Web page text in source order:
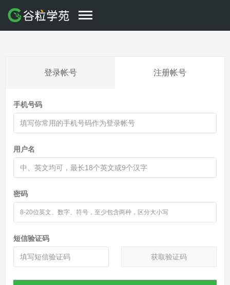
登录帐号 注册帐号
手机号码
用户名
密码
短信验证码
获取验证码